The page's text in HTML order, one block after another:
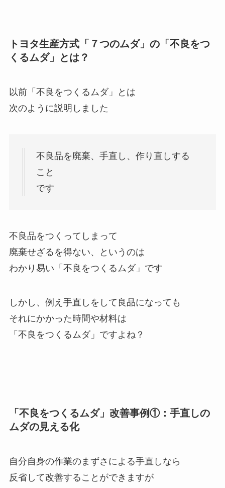
トヨタ生産方式「７つのムダ」の「不良をつ
くるムダ」とは？
以前「不良をつくるムダ」とは
次のように説明しました
不良品を廃棄、手直し、作り直しする
こと
です
不良品をつくってしまって
廃棄せざるを得ない、というのは
わかり易い「不良をつくるムダ」です
しかし、例え手直しをして良品になっても
それにかかった時間や材料は
「不良をつくるムダ」ですよね？
「不良をつくるムダ」改善事例①：手直しの
ムダの見える化
自分自身の作業のまずさによる手直しなら
反省して改善することができますが